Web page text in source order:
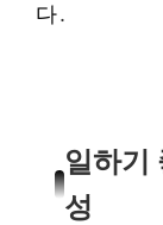
다.
일하기
성